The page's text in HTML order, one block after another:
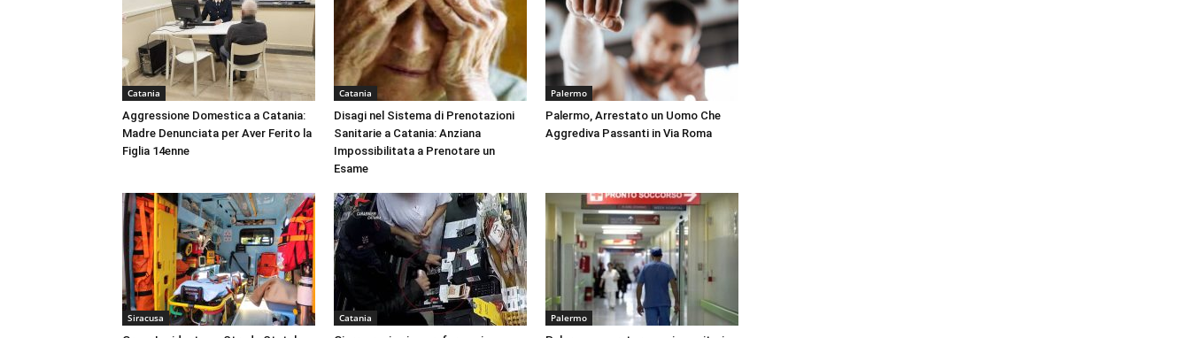
Catania
Aggressione Domestica a Catania:
Madre Denunciata per Aver Ferito la
Figlia 14enne
Catania
Disagi nel Sistema di Prenotazioni
Sanitarie a Catania: Anziana
Impossibilitata a Prenotare un
Esame
Palermo
Palermo, Arrestato un Uomo Che
Aggrediva Passanti in Via Roma
Siracusa Catania Palermo